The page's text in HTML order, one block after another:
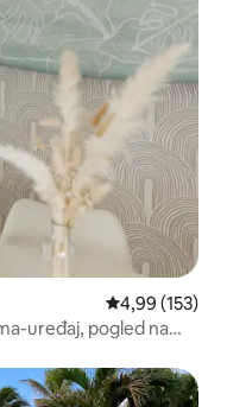
Prosječna
4,99 (153)
uređaj, pogled na